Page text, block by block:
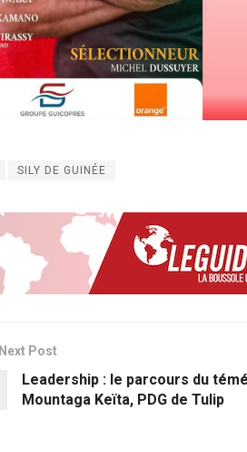
SILY DE GUINÉE
Next Post
Leadership : le parcours du
Mountaga Keïta, PDG de Tulip